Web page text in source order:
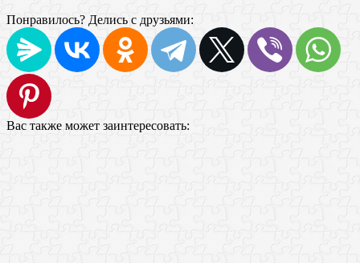
Понравилось? Делись с друзьями:
Вас также может заинтересовать: